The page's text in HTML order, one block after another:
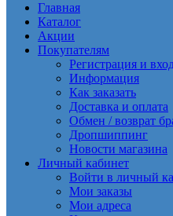
Главная
Каталог
Акции
Покупателям
Регистрация и
Информация
Как заказать
Доставка и оплата
Обмен / возврат
Дропшиппинг
Новости магазина
Личный кабинет
Войти в личный
Мои заказы
Мои адреса